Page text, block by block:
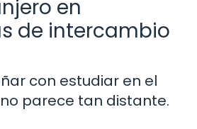
en
de intercambio
con estudiar en el
parece tan distante.